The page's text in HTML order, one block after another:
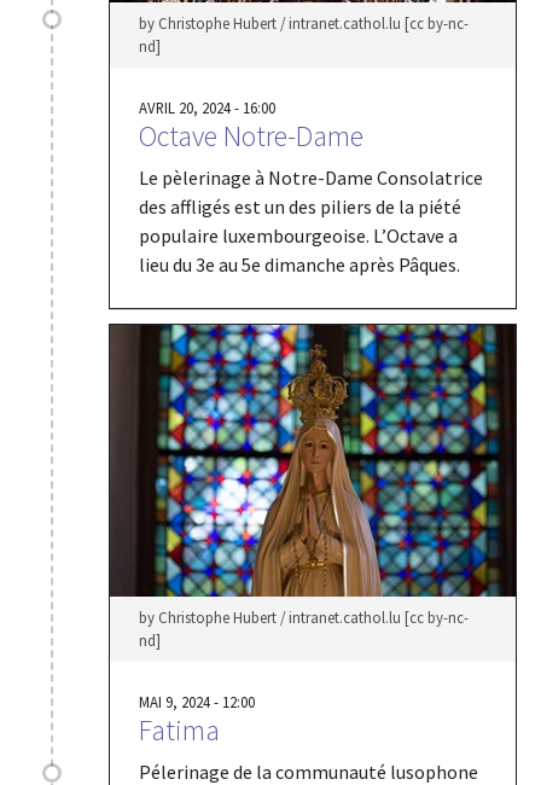
by Christophe Hubert / intranet.cathol.lu [cc by-nc-
nd]
AVRIL 20, 2024 - 16:00
Octave Notre-Dame
Le pèlerinage à Notre-Dame Consolatrice
des affligés est un des piliers de la piété
populaire luxembourgeoise. L’Octave a
lieu du 3e au 5e dimanche après Pâques.
by Christophe Hubert / intranet.cathol.lu [cc by-nc-
nd]
MAI 9, 2024 - 12:00
Fatima
Pélerinage de la communauté lusophone